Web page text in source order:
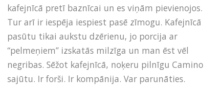
kafejnīcā pretī baznīcai un es viņām pievienojos.
Tur arī ir iespēja iespiest pasē zīmogu. Kafejnīcā
pasūtu tikai aukstu dzērienu, jo porcija ar
“pelmeņiem” izskatās milzīga un man ēst vēl
negribas. Sēžot kafejnīcā, noķeru pilnīgu Camino
sajūtu. Ir forši. Ir kompānija. Var parunāties.